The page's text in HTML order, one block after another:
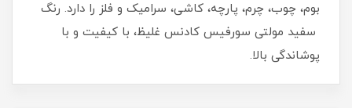
بوم، چوب، چرم، پارچه، کاشی، سرامیک و فلز را دارد. رنگ
سفید مولتی سورفیس کادنس غلیظ، با کیفیت و با
پوشاندگی بالا.